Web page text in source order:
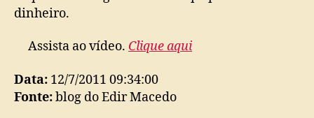
dinheiro.
Assista ao vídeo. Clique aqui
Data: 12/7/2011 09:34:00
Fonte:blog do Edir Macedo